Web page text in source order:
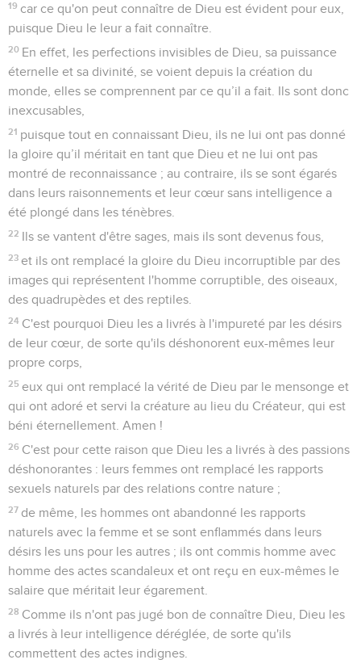
19 car ce qu'on peut connaître de Dieu est évident pour eux,
puisque Dieu le leur a fait connaître.
20 En effet, les perfections invisibles de Dieu, sa puissance
éternelle et sa divinité, se voient depuis la création du
monde, elles se comprennent par ce qu’il a fait. Ils sont donc
inexcusables,
21 puisque tout en connaissant Dieu, ils ne lui ont pas donné
la gloire qu’il méritait en tant que Dieu et ne lui ont pas
montré de reconnaissance ; au contraire, ils se sont égarés
dans leurs raisonnements et leur cœur sans intelligence a
été plongé dans les ténèbres.
22 Ils se vantent d'être sages, mais ils sont devenus fous,
23 et ils ont remplacé la gloire du Dieu incorruptible par des
images qui représentent l'homme corruptible, des oiseaux,
des quadrupèdes et des reptiles.
24 C'est pourquoi Dieu les a livrés à l'impureté par les désirs
de leur cœur, de sorte qu'ils déshonorent eux-mêmes leur
propre corps,
25 eux qui ont remplacé la vérité de Dieu par le mensonge et
qui ont adoré et servi la créature au lieu du Créateur, qui est
béni éternellement. Amen !
26 C'est pour cette raison que Dieu les a livrés à des passions
déshonorantes : leurs femmes ont remplacé les rapports
sexuels naturels par des relations contre nature ;
27 de même, les hommes ont abandonné les rapports
naturels avec la femme et se sont enflammés dans leurs
désirs les uns pour les autres ; ils ont commis homme avec
homme des actes scandaleux et ont reçu en eux-mêmes le
salaire que méritait leur égarement.
28 Comme ils n'ont pas jugé bon de connaître Dieu, Dieu les
a livrés à leur intelligence déréglée, de sorte qu'ils
commettent des actes indignes.